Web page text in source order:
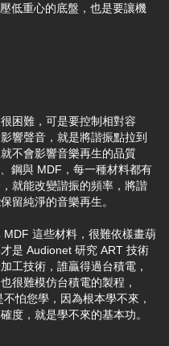
低重心的底盤，也是要讓機
困難，可是要控制相對容
響聲音，就是將諧振點拉到
不會影響音樂再生的品質
鋼與 MDF，每一種材料都有
就能改變諧振的頻率，將諧
留純淨的音樂再生。
這些材料，很難依樣畫葫
是 Audionet 研究 ART 技術
工技術，誰贏得過台積電，
很難模仿台積電的製程，
怕您學，因為根本學不來，
度，就是學不來的基本功。